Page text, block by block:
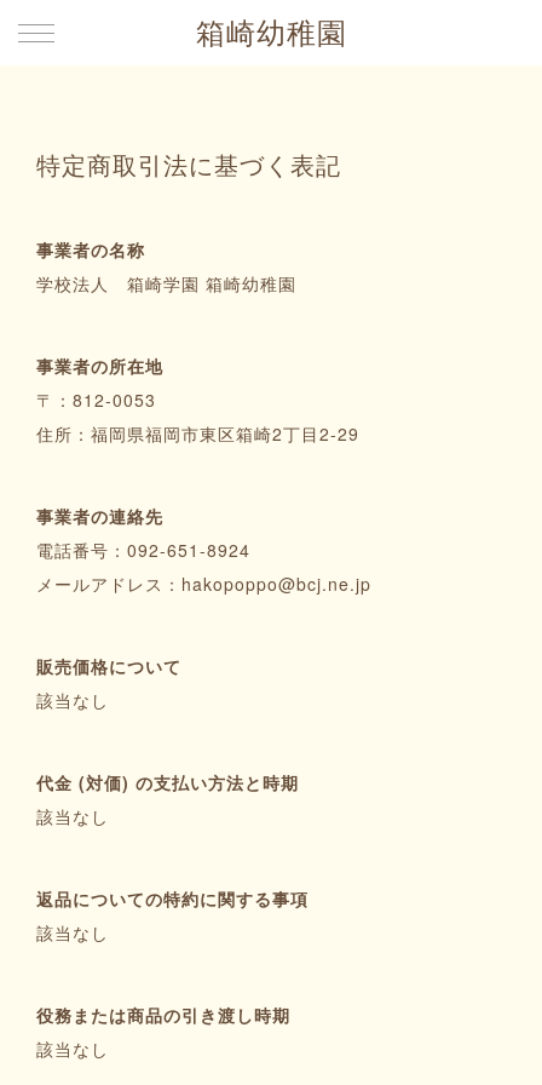
箱崎幼稚園
特定商取引法に基づく表記
事業者の名称
学校法人 箱崎学園 箱崎幼稚園
事業者の所在地
〒：812-0053
住所：福岡県福岡市東区箱崎2丁目2-29
事業者の連絡先
電話番号：092-651-8924
メールアドレス：hakopoppo@bcj.ne.jp
販売価格について
該当なし
代金 (対価) の支払い方法と時期
該当なし
返品についての特約に関する事項
該当なし
役務または商品の引き渡し時期
該当なし